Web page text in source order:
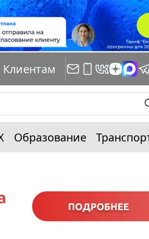
Клиентам
Образование